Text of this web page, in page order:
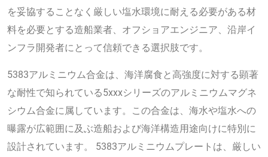
を妥協することなく厳しい塩水環境に耐える必要がある材
料を必要とする造船業者、オフショアエンジニア、沿岸イ
ンフラ開発者にとって信頼できる選択肢です。
5383アルミニウム合金は、海洋腐食と高強度に対する顕著
な耐性で知られている5xxxシリーズのアルミニウムマグネ
シウム合金に属しています。この合金は、海水や塩水への
曝露が広範囲に及ぶ造船および海洋構造用途向けに特別に
設計されています。 5383アルミニウムプレートは、厳しい